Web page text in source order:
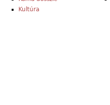
Kultúra